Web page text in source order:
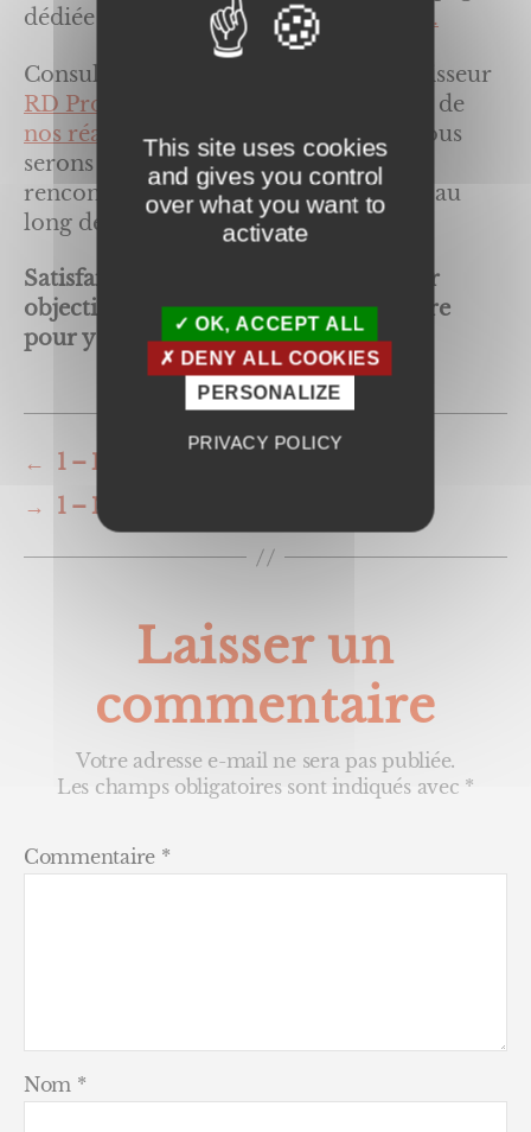
dédiée :
Portails, portillons et clôtures.
Consultez les produits de notre fournisseur
RD Productions
, prenez connaissance de
nos réalisations
, et contactez-nous
. Nous
serons ravis de vous renseigner, vous
rencontrer et vous accompagner tout au
long de votre projet.
Satisfaire nos clients est notre premier
objectif, et nous mettons tout en œuvre
pour y parvenir !
←
1 – Baie vitrée Normabaie
→
1 – Moteur de volet roulant
Laisser un
commentaire
Votre adresse e-mail ne sera pas publiée.
Les champs obligatoires sont indiqués avec *
Commentaire *
Nom *
This site uses cookies
and gives you control
over what you want to
activate
OK, ACCEPT ALL
DENY ALL COOKIES
PERSONALIZE
PRIVACY POLICY